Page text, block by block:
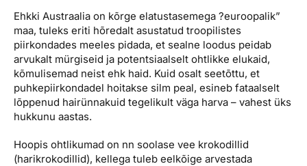
Ehkki Austraalia on kõrge elatustasemega ?euroopalik”
maa, tuleks eriti hõredalt asustatud troopilistes
piirkondades meeles pidada, et sealne loodus peidab
arvukalt mürgiseid ja potentsiaalselt ohtlikke elukaid,
kõmulisemad neist ehk haid. Kuid osalt seetõttu, et
puhkepiirkondadel hoitakse silm peal, esineb fataalselt
lõppenud hairünnakuid tegelikult väga harva – vahest üks
hukkunu aastas.
Hoopis ohtlikumad on nn soolase vee krokodillid
(harikrokodillid), kellega tu­leb eelkõige arvestada